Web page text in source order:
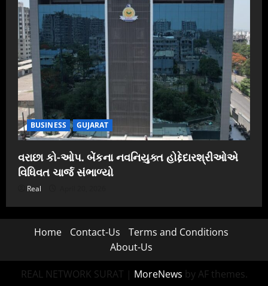
BUSINESS GUJARAT
વરાછા કો-ઓપ. બેંકના નવનિયુક્ત હોદ્દેદારશ્રીઓએ
વિધિવત ચાર્જ સંભાળ્યો
Real
Home Contact-Us
Terms and Conditions
About-Us
REAL NETWORK SURAT | MoreNews by AF themes.